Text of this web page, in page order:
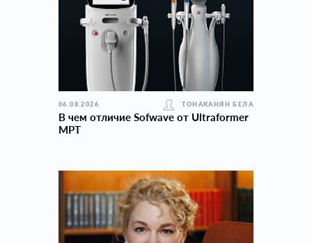
06.08.2026 ТОНАКАНЯН БЕЛА
В чем отличие Sofwave от Ultraformer
MPT